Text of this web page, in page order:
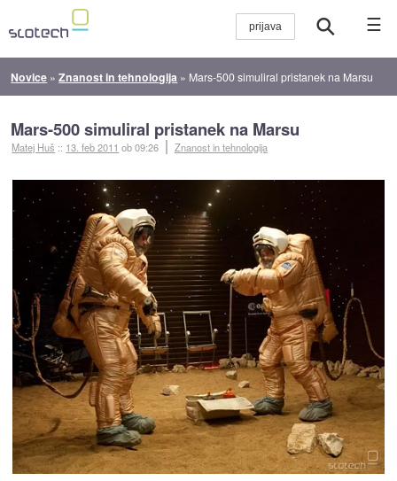
☰
Novice »Znanost in tehnologija » Mars-500 simuliral pristanek na Marsu
Mars-500 simuliral pristanek na Marsu
Matej Huš :: 13. feb 2011 ob 09:26 Znanost in tehnologija